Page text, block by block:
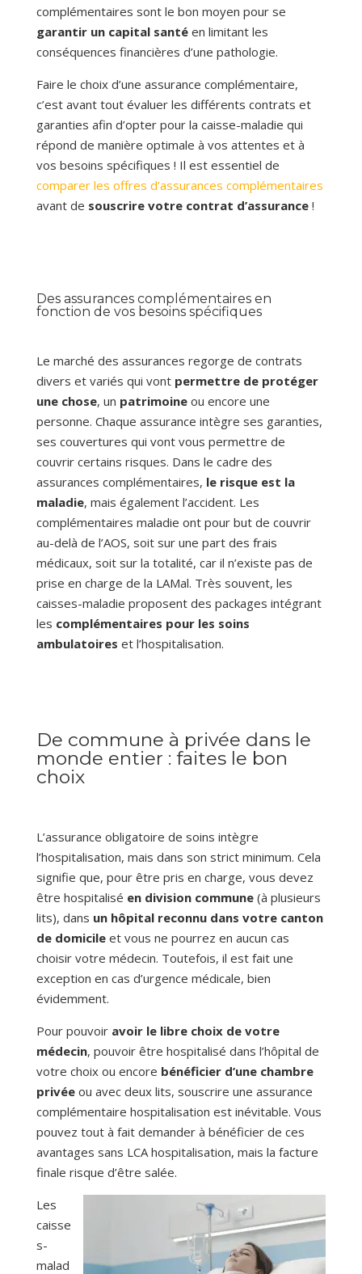
complémentaires sont le bon moyen pour se
garantir un capital santéen limitant les
conséquences financières d’une pathologie.
Faire le choix d’une assurance complémentaire,
c’est avant tout évaluer les différents contrats et
garanties afin d’opter pour la caisse-maladie qui
répond de manière optimale à vos attentes et à
vos besoins spécifiques ! Il est essentiel de
comparer les offres d’assurances complémentaires
avant de souscrire votre contrat d’assurance!
Des assurances complémentaires en
fonction de vos besoins spécifiques
Le marché des assurances regorge de contrats
divers et variés qui vont permettre de protéger
une chose, un patrimoineou encore une
personne. Chaque assurance intègre ses garanties,
ses couvertures qui vont vous permettre de
couvrir certains risques. Dans le cadre des
assurances complémentaires, le risque est la
maladie, mais également l’accident. Les
complémentaires maladie ont pour but de couvrir
au-delà de l’AOS, soit sur une part des frais
médicaux, soit sur la totalité, car il n’existe pas de
prise en charge de la LAMal. Très souvent, les
caisses-maladie proposent des packages intégrant
les complémentaires pour les soins
ambulatoires et l’hospitalisation.
De commune à privée dans le
monde entier : faites le bon
choix
L’assurance obligatoire de soins intègre
l’hospitalisation, mais dans son strict minimum. Cela
signifie que, pour être pris en charge, vous devez
être hospitalisé en division commune(à plusieurs
lits), dans un hôpital reconnu dans votre canton
de domicileet vous ne pourrez en aucun cas
choisir votre médecin. Toutefois, il est fait une
exception en cas d’urgence médicale, bien
évidemment.
Pour pouvoir avoir le libre choix de votre
médecin, pouvoir être hospitalisé dans l’hôpital de
votre choix ou encore bénéficier d’une chambre
privéeou avec deux lits, souscrire une assurance
complémentaire hospitalisation est inévitable. Vous
pouvez tout à fait demander à bénéficier de ces
avantages sans LCA hospitalisation, mais la facture
finale risque d’être salée.
Les
caisse
s-
malad